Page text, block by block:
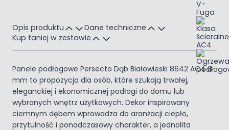
Opis produktu
Dane techniczne
Kup taniej w zestawie
Panele podłogowe Persecto Dąb Białowieski 8642 AC4 8
mm to propozycja dla osób, które szukają trwałej,
eleganckiej i ekonomicznej podłogi do domu lub
wybranych wnętrz użytkowych. Dekor inspirowany
ciemnym dębem wprowadza do aranżacji ciepło,
przytulność i ponadczasowy charakter, a jednolita